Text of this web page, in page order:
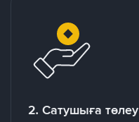
2. Сатушыға төлеу